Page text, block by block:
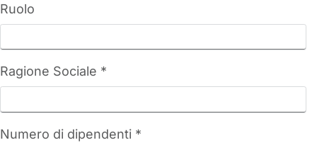
Ruolo
Ragione Sociale *
Numero di dipendenti *